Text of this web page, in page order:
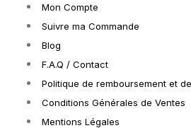
Mon Compte
Suivre ma Commande
Blog
F.A.Q / Contact
Politique de remboursement et
Conditions Générales de Ventes
Mentions Légales